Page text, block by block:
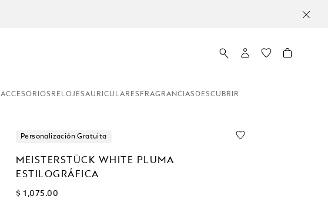
ACCESORIOS RELOJESAURICULARES FRAGRANCIAS DESCUBRIR
Personalización Gratuita
MEISTERSTÜCK WHITE PLUMA
ESTILOGRÁFICA
$ 1,075.00